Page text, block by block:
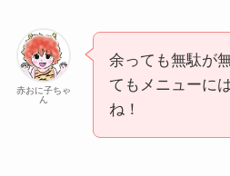
赤おに子ちゃ
ん
余っても無駄が
てもメニューに
ね！